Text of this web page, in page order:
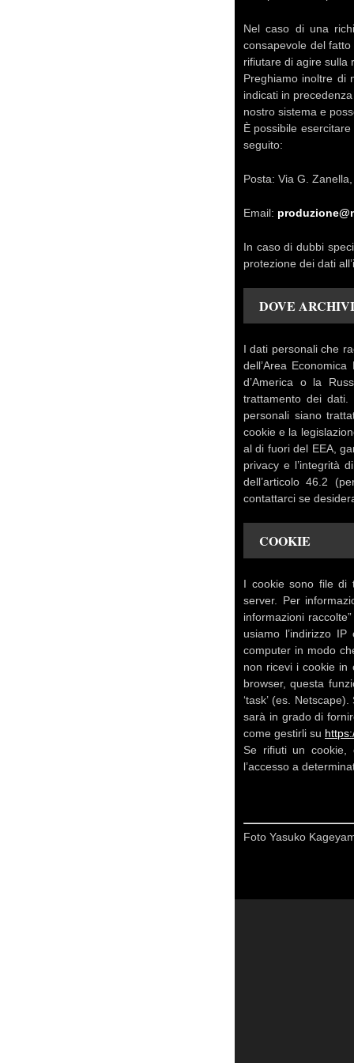
Nel caso di una
consapevole del
rifiutare di agire sulla
Preghiamo inoltre di
indicati in
nostro sistema e
È possibile
seguito:
Posta: Via G.
Email:
In caso di dubbi
protezione dei dati
DOVE
I dati personali che
dell’Area
d’America o la
trattamento dei
personali siano
cookie e la
al di fuori del EEA,
privacy e l’integrità
dell’articolo 46.2
contattarci se
COOKIE
I cookie sono file di
server. Per
informazioni
usiamo l’indirizzo
computer in modo
non ricevi i cookie in
browser, questa
‘task’ (es.
sarà in grado di
come gestirli su
Se rifiuti un cookie,
l’accesso a
Foto Yasuko